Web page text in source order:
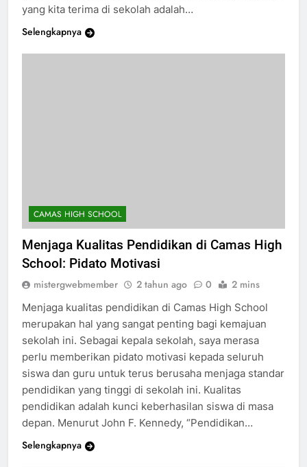
yang kita terima di sekolah adalah…
Selengkapnya
CAMAS HIGH SCHOOL
Menjaga Kualitas Pendidikan di Camas High
School: Pidato Motivasi
mistergwebmember 2 tahun ago 0 2 mins
Menjaga kualitas pendidikan di Camas High School
merupakan hal yang sangat penting bagi kemajuan
sekolah ini. Sebagai kepala sekolah, saya merasa
perlu memberikan pidato motivasi kepada seluruh
siswa dan guru untuk terus berusaha menjaga standar
pendidikan yang tinggi di sekolah ini. Kualitas
pendidikan adalah kunci keberhasilan siswa di masa
depan. Menurut John F. Kennedy, “Pendidikan…
Selengkapnya